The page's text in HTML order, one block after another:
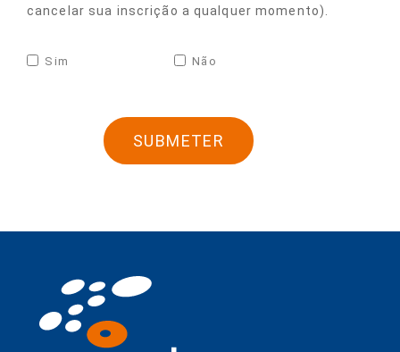
cancelar sua inscrição a qualquer momento).
Sim Não